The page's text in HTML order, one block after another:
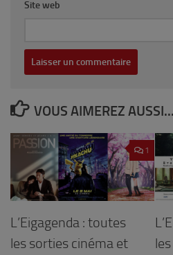
Site web
VOUS AIMEREZ AUSSI...
1
L’Eigagenda : toutes
les sorties cinéma et